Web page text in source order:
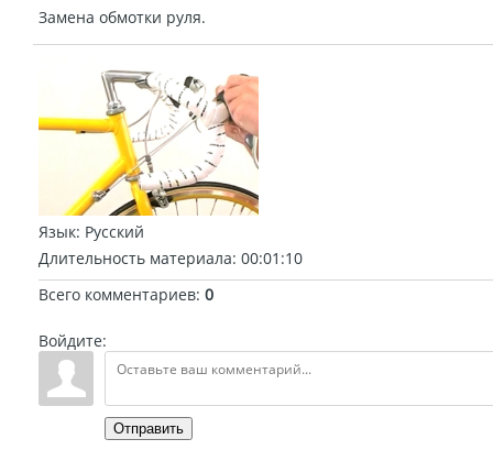
Замена обмотки руля.
Язык: Русский
Длительность материала: 00:01:10
Всего комментариев: 0
Войдите:
Отправить